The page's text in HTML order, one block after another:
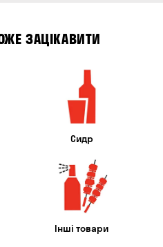
ЗАЦІКАВИТИ
Сидр
Інші товари